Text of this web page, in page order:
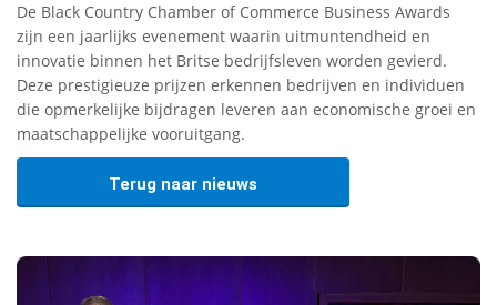
De Black Country Chamber of Commerce Business Awards
zijn een jaarlijks evenement waarin uitmuntendheid en
innovatie binnen het Britse bedrijfsleven worden gevierd.
Deze prestigieuze prijzen erkennen bedrijven en individuen
die opmerkelijke bijdragen leveren aan economische groei en
maatschappelijke vooruitgang.
Terug naar nieuws